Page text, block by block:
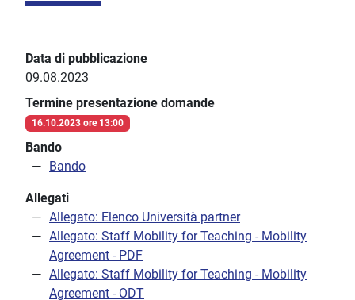
Data di pubblicazione
09.08.2023
Termine presentazione domande
16.10.2023 ore 13:00
Bando
Bando
Allegati
Allegato: Elenco Università partner
Allegato: Staff Mobility for Teaching - Mobility
Agreement - PDF
Allegato: Staff Mobility for Teaching - Mobility
Agreement - ODT